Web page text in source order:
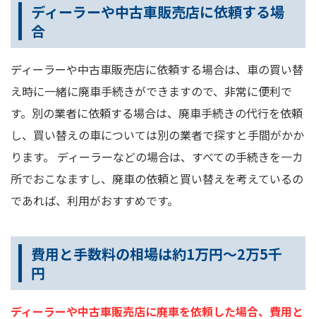
ディーラーや中古車販売店に依頼する場
合
ディーラーや中古車販売店に依頼する場合は、車の買い替
え時に一緒に廃車手続きができますので、非常に便利で
す。別の業者に依頼する場合は、廃車手続きの代行を依頼
し、買い替えの車については別の業者で探すと手間がかか
ります。 ディーラーなどの場合は、すべての手続きを一カ
所でおこなますし、廃車の依頼と買い替えを考えているの
であれば、利用がおすすめです。
費用と手数料の相場は約1万円～2万5千
円
ディーラーや中古車販売店に廃車を依頼した場合、費用と